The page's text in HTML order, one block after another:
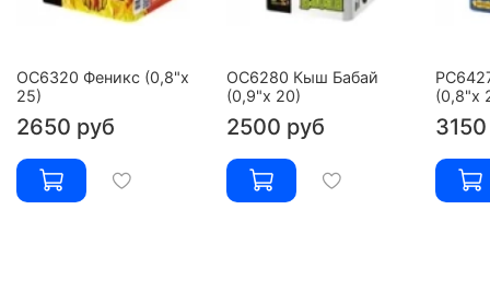
ОС6320 Феникс (0,8"х
25)
2650 руб
ОС6280 Кыш Бабай
(0,9"х 20)
2500 руб
(0,8"х